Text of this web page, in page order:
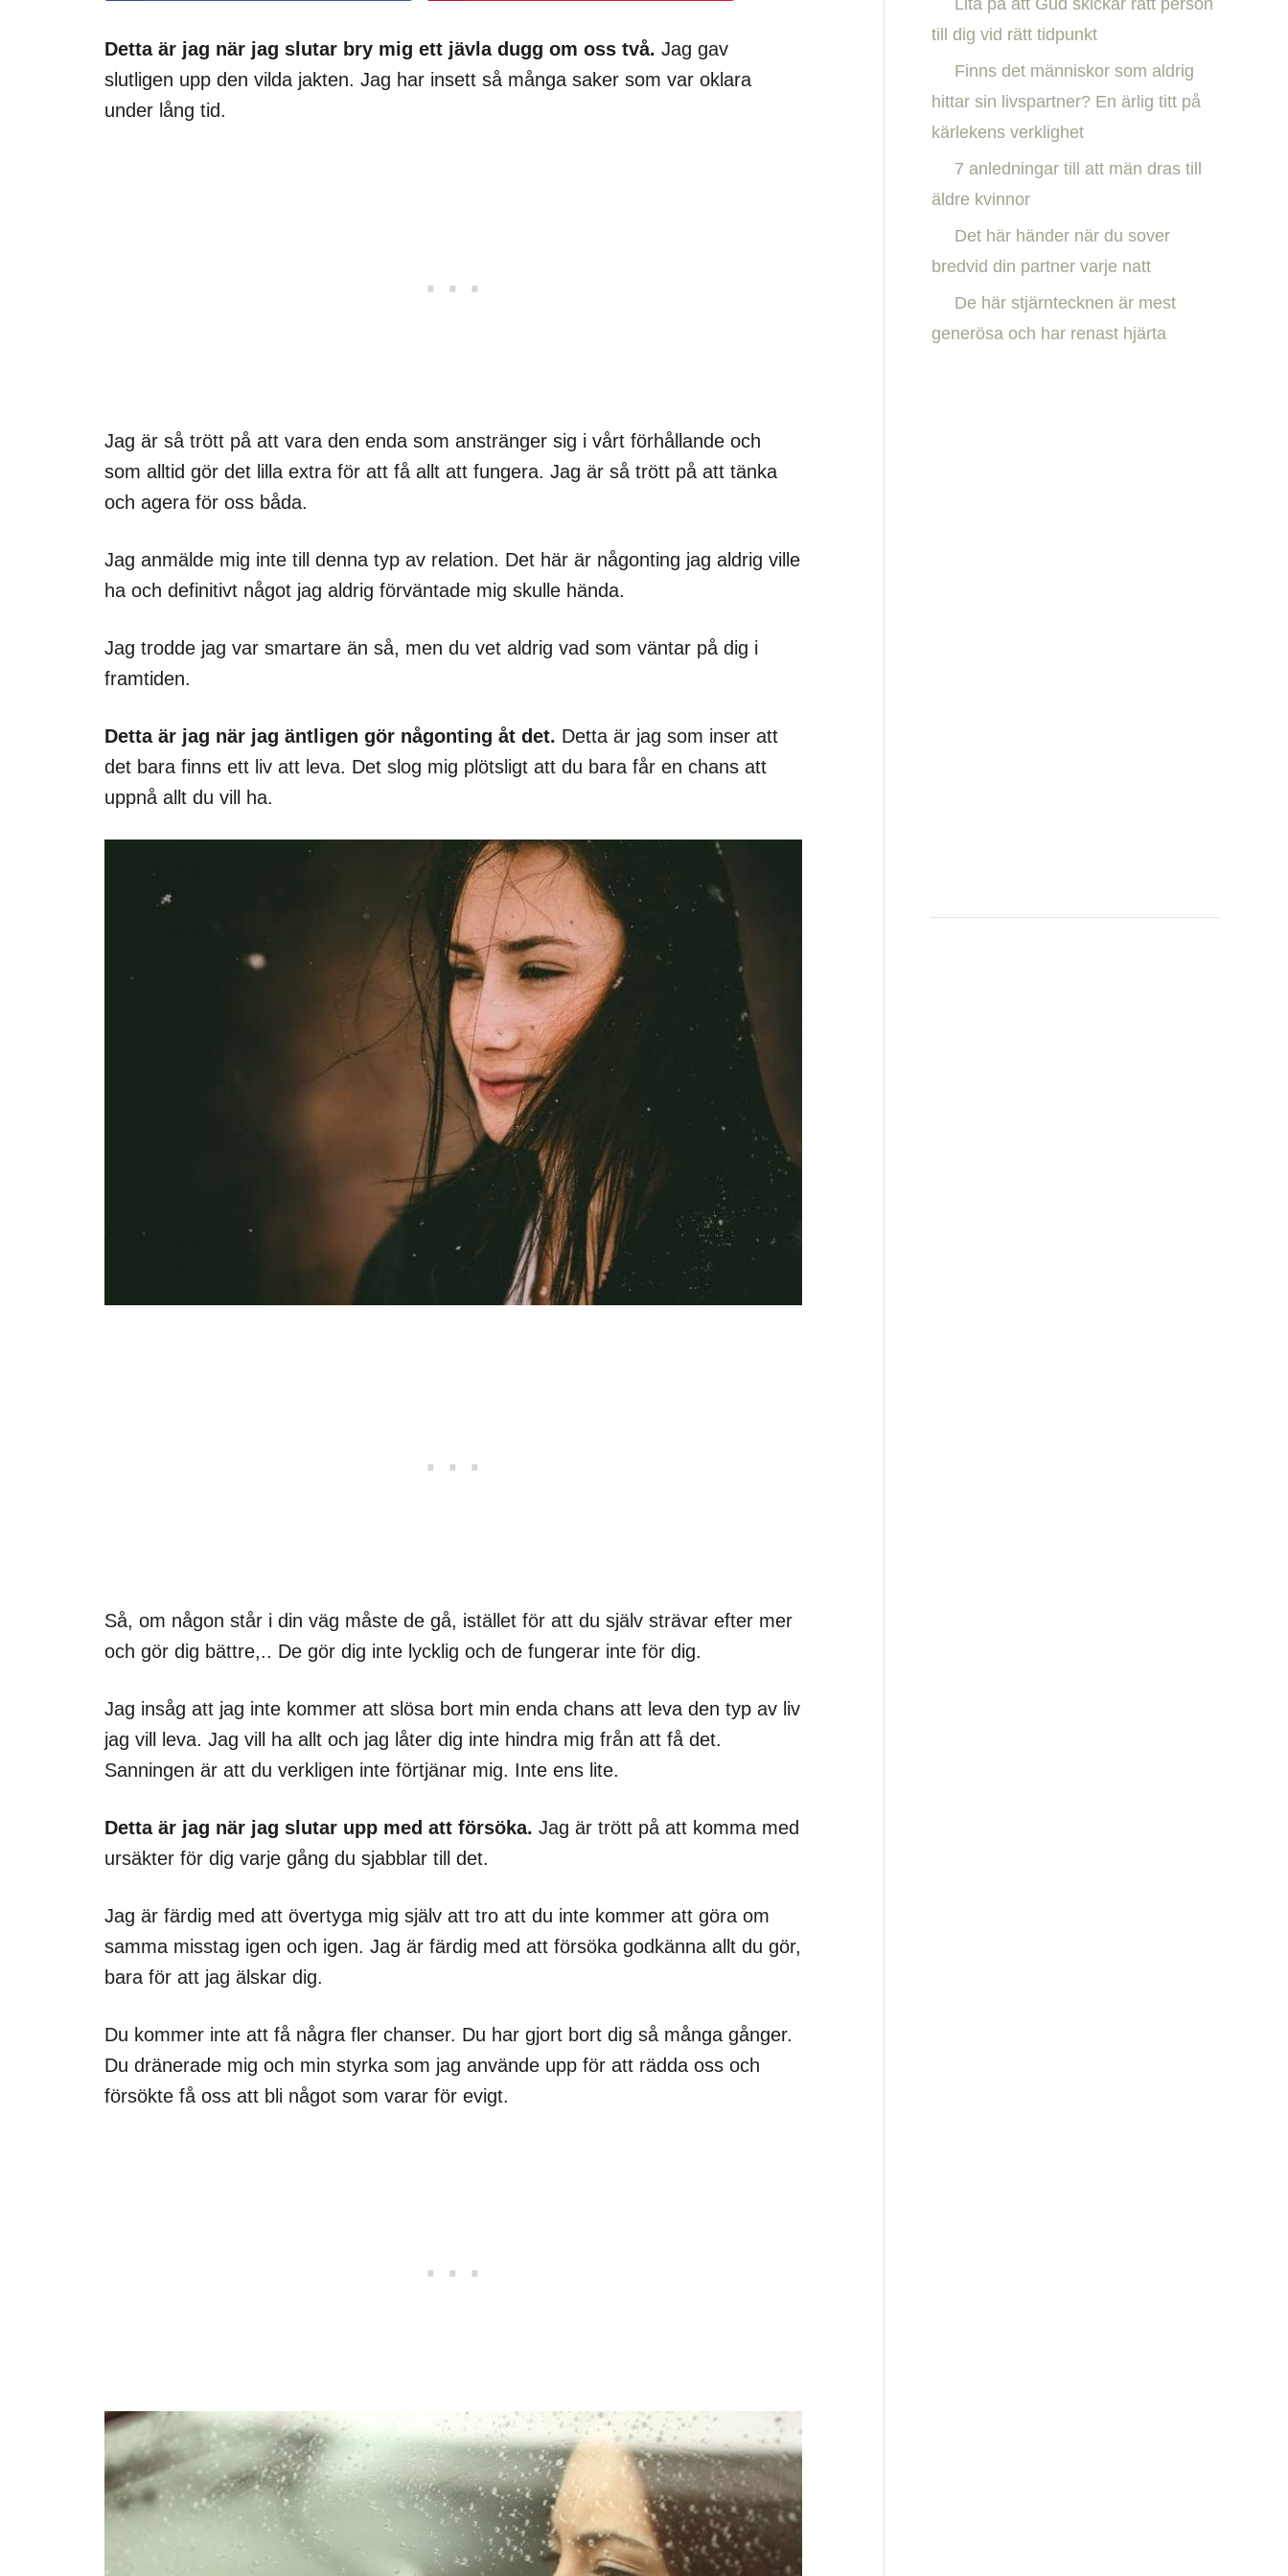
Detta är jag när jag slutar bry mig ett jävla dugg om oss två. Jag gav
slutligen upp den vilda jakten. Jag har insett så många saker som var oklara
under lång tid.
Jag är så trött på att vara den enda som anstränger sig i vårt förhållande och
som alltid gör det lilla extra för att få allt att fungera. Jag är så trött på att tänka
och agera för oss båda.
Jag anmälde mig inte till denna typ av relation. Det här är någonting jag aldrig ville
ha och definitivt något jag aldrig förväntade mig skulle hända.
Jag trodde jag var smartare än så, men du vet aldrig vad som väntar på dig i
framtiden.
Detta är jag när jag äntligen gör någonting åt det. Detta är jag som inser att
det bara finns ett liv att leva. Det slog mig plötsligt att du bara får en chans att
uppnå allt du vill ha.
Så, om någon står i din väg måste de gå, istället för att du själv strävar efter mer
och gör dig bättre,.. De gör dig inte lycklig och de fungerar inte för dig.
Jag insåg att jag inte kommer att slösa bort min enda chans att leva den typ av liv
jag vill leva. Jag vill ha allt och jag låter dig inte hindra mig från att få det.
Sanningen är att du verkligen inte förtjänar mig. Inte ens lite.
Detta är jag när jag slutar upp med att försöka. Jag är trött på att komma med
ursäkter för dig varje gång du sjabblar till det.
Jag är färdig med att övertyga mig själv att tro att du inte kommer att göra om
samma misstag igen och igen. Jag är färdig med att försöka godkänna allt du gör,
bara för att jag älskar dig.
Du kommer inte att få några fler chanser. Du har gjort bort dig så många gånger.
Du dränerade mig och min styrka som jag använde upp för att rädda oss och
försökte få oss att bli något som varar för evigt.
f
r
:
Lita på att Gud skickar rätt person
till dig vid rätt tidpunkt
Finns det människor som aldrig
hittar sin livspartner? En ärlig titt på
kärlekens verklighet
7 anledningar till att män dras till
äldre kvinnor
Det här händer när du sover
bredvid din partner varje natt
De här stjärntecknen är mest
generösa och har renast hjärta